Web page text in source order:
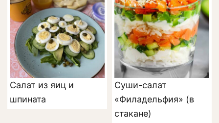
Салат из яиц и
шпината
Суши-салат
«Филадельфия» (в
стакане)